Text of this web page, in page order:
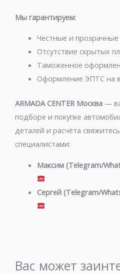
s
p
p
g
a
m
Мы гарантируем:
Честные и прозрачные
Отсутствие скрытых
Таможенное
Оформление ЭПТС на
ARMADA CENTER Москва —
подборе и покупке
деталей и расчёта
специалистами:
Максим (Telegram/
Сергей (Telegram/
Вас может